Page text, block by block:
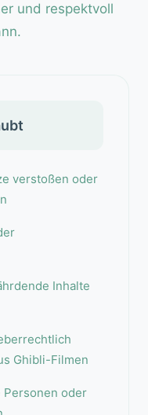
und respektvoll
verstoßen oder
Inhalte
Ghibli-Filmen
Personen oder